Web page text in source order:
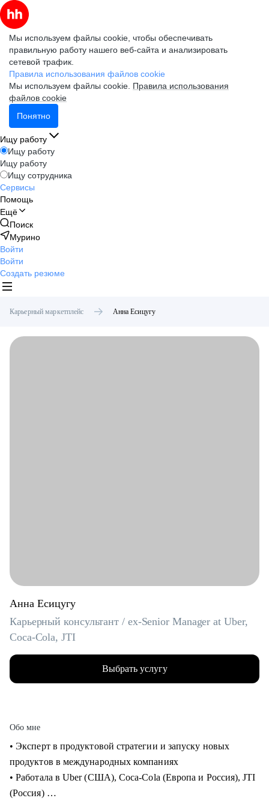
Мы используем файлы cookie, чтобы обеспечивать
правильную работу нашего веб-сайта и анализировать
сетевой трафик.
Правила использования файлов cookie
Мы используем файлы cookie. Правила использования
файлов cookie
Понятно
Ищу работу
Ищу работу
Ищу работу
Ищу сотрудника
Сервисы
Помощь
Ещё
Поиск
Мурино
Войти
Войти
Создать резюме
Карьерный маркетплейс Анна Есицугу
Анна Есицугу
Карьерный консультант / ex-Senior Manager at Uber,
Coca-Cola, JTI
Выбрать услугу
Обо мне
• Эксперт в продуктовой стратегии и запуску новых
продуктов в международных компаниях
• Работала в Uber (США), Coca-Cola (Европа и Россия), JTI
(Россия)